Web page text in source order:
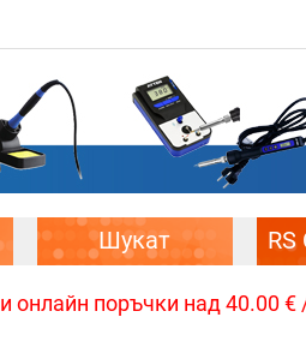
Шукат
онлайн поръчки над 40.00